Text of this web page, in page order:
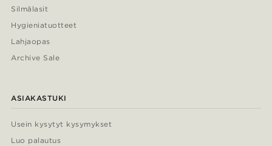
Silmälasit
Hygieniatuotteet
Lahjaopas
Archive Sale
ASIAKASTUKI
Usein kysytyt kysymykset
Luo palautus